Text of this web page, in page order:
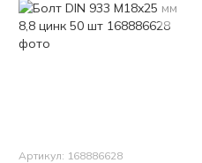
Артикул: 168886628